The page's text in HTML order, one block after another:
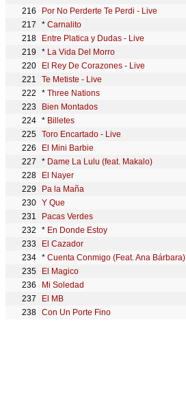
Por No Perderte Te Perdi - Live
* Carnalito
Entre Platica y Dudas - Live
* La Vida Del Morro
El Rey De Corazones - Live
Te Metiste - Live
* Three Nations
Bien Montados
* Billetes
Toro Encartado - Live
El Mini Barbie
* Dame La Lulu (feat. Makalo)
El Nayer
Pa la Maña
Y Que
Pacas Verdes
* En Donde Estoy
El Cazador
* Cuenta Conmigo (Feat. Ana Bárbara)
El Magico
Mi Soledad
El MB
Con Un Porte Fino